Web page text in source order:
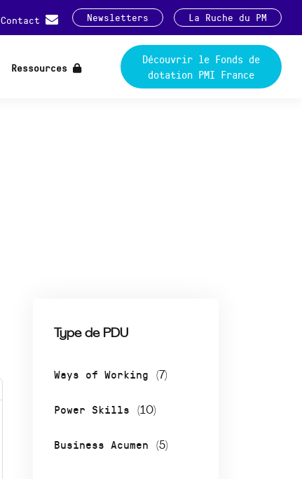
Contact Newsletters La Ruche du PM
Ressources
Découvrir le Fonds de
dotation PMI France
Type de PDU
Ways of Working (7)
Power Skills (10)
Business Acumen (5)